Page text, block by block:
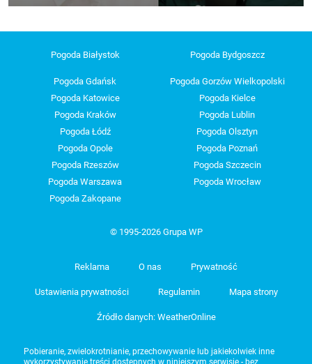
Pogoda Białystok Pogoda Bydgoszcz
Pogoda Gdańsk
Pogoda Gorzów Wielkopolski
Pogoda Katowice
Pogoda Kielce
Pogoda Kraków
Pogoda Lublin
Pogoda Łódź
Pogoda Olsztyn
Pogoda Opole
Pogoda Poznań
Pogoda Rzeszów
Pogoda Szczecin
Pogoda Warszawa
Pogoda Wrocław
Pogoda Zakopane
© 1995-2026 Grupa WP
Reklama O nas Prywatność
Ustawienia prywatności Regulamin Mapa strony
Źródło danych: WeatherOnline
Pobieranie, zwielokrotnianie, przechowywanie lub jakiekolwiek inne
wykorzystywanie treści dostępnych w niniejszym serwisie - bez